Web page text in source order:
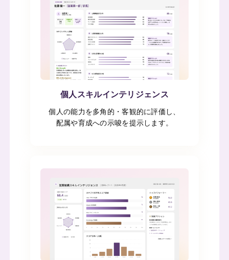
個人スキルインテリジェンス
個人の能力を多角的・客観的に評価し、
配属や育成への示唆を提示します。